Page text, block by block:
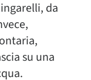
da
su una